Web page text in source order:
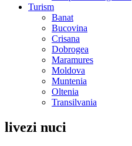
Turism
Banat
Bucovina
Crisana
Dobrogea
Maramures
Moldova
Muntenia
Oltenia
Transilvania
livezi nuci